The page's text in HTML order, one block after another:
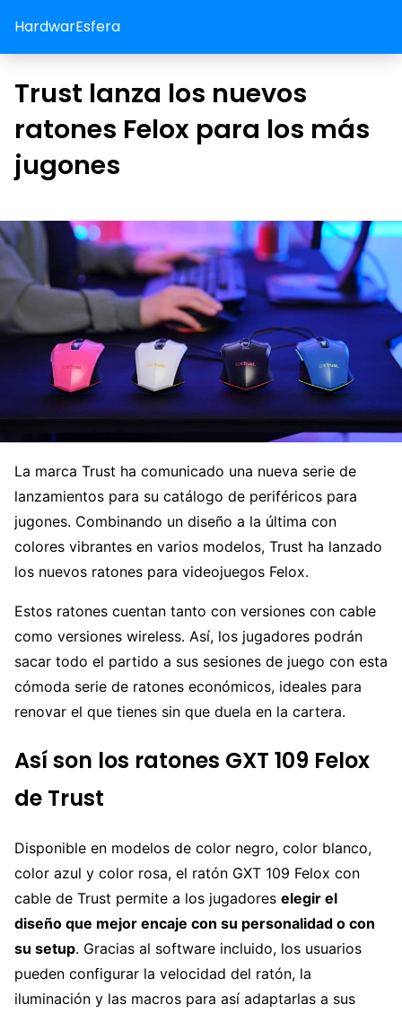
HardwarEsfera
Trust lanza los nuevos
ratones Felox para los más
jugones
La marca Trust ha comunicado una nueva serie de
lanzamientos para su catálogo de periféricos para
jugones. Combinando un diseño a la última con
colores vibrantes en varios modelos, Trust ha lanzado
los nuevos ratones para videojuegos Felox.
Estos ratones cuentan tanto con versiones con cable
como versiones wireless. Así, los jugadores podrán
sacar todo el partido a sus sesiones de juego con esta
cómoda serie de ratones económicos, ideales para
renovar el que tienes sin que duela en la cartera.
Así son los ratones GXT 109 Felox
de Trust
Disponible en modelos de color negro, color blanco,
color azul y color rosa, el ratón GXT 109 Felox con
cable de Trust permite a los jugadores elegir el
diseño que mejor encaje con su personalidad o con
su setup. Gracias al software incluido, los usuarios
pueden configurar la velocidad del ratón, la
iluminación y las macros para así adaptarlas a sus